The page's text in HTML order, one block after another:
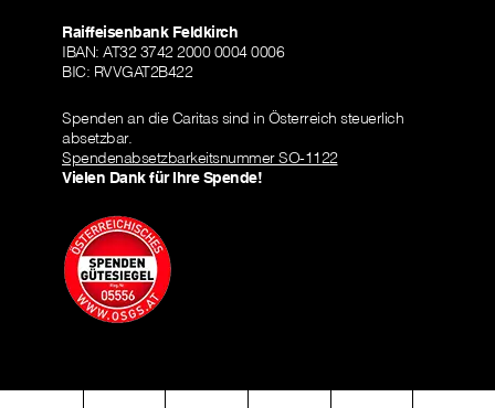
Raiffeisenbank Feldkirch
IBAN: AT32 3742 2000 0004 0006
BIC: RVVGAT2B422
Spenden an die Caritas sind in Österreich steuerlich
absetzbar.
Spendenabsetzbarkeitsnummer SO-1122
Vielen Dank für Ihre Spende!